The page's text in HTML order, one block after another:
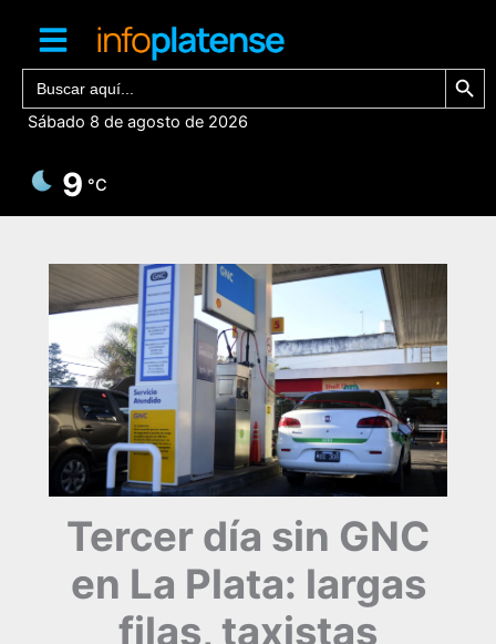
contenido
Buscar: Botón de
Sábado 8 de agosto de 2026
9 °C
Tercer día sin GNC
en La Plata: largas
filas, taxistas